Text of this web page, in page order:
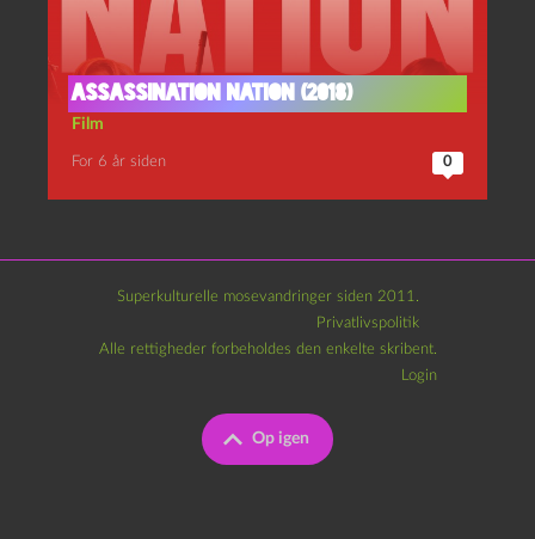
Assassination Nation (2018)
Film
For 6 år siden 0
Superkulturelle mosevandringer siden 2011.
Privatlivspolitik
Op igen
Alle rettigheder forbeholdes den enkelte skribent.
Login